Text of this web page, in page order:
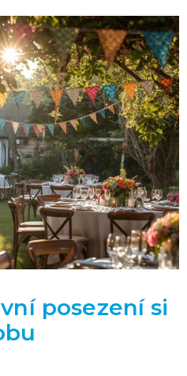
posezení si